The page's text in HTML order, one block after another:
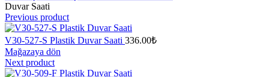
Duvar Saati
Previous product
V30-527-S Plastik Duvar Saati 336.00₺
Mağazaya dön
Next product